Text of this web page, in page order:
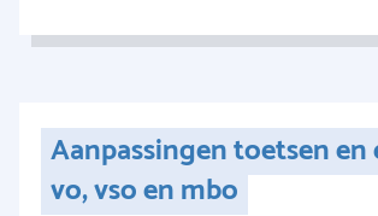
Aanpassingen toetsen en
vo, vso en mbo